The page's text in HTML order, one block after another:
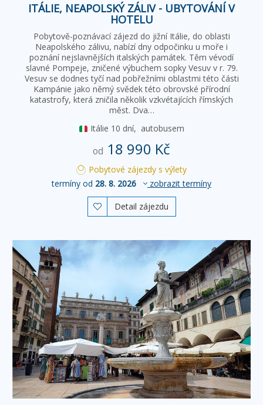
ITÁLIE, NEAPOLSKÝ ZÁLIV - UBYTOVÁNÍ V
HOTELU
Pobytově-poznávací zájezd do jižní Itálie, do oblasti
Neapolského zálivu, nabízí dny odpočinku u moře i
poznání nejslavnějších italských památek. Těm vévodí
slavné Pompeje, zničené výbuchem sopky Vesuv v r. 79.
Vesuv se dodnes tyčí nad pobřežními oblastmi této části
Kampánie jako němý svědek této obrovské přírodní
katastrofy, která zničila několik vzkvétajících římských
měst. Dva…
Itálie 10 dní, autobusem
od 18 990 Kč
Pobytové zájezdy s výlety
termíny od 28. 8. 2026 zobrazit termíny
 Detail zájezdu